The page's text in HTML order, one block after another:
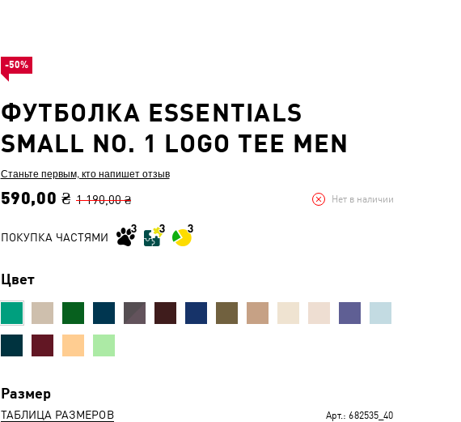
ФУТБОЛКА ESSENTIALS
SMALL NO. 1 LOGO TEE MEN
Станьте первым, кто напишет отзыв
590,00 ₴ 1 190,00 ₴ Нет в наличии
ПОКУПКА ЧАСТЯМИ
Цвет
Размер
ТАБЛИЦА РАЗМЕРОВ Арт.: 682535_40
-50%